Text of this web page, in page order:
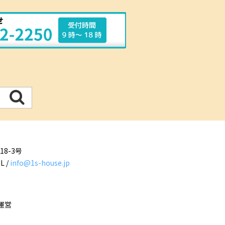
3号
/info@1s-house.jp
営